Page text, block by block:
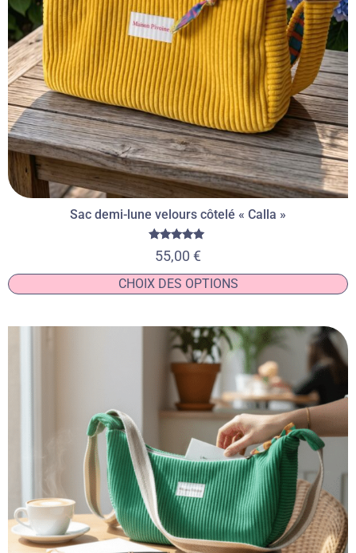
Sac demi-lune velours côtelé « Calla »
Note
5.00
55,00 €
CHOIX DES OPTIONS